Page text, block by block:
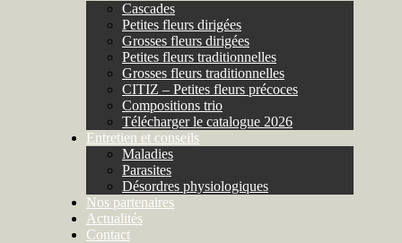
Cascades
Petites fleurs dirigées
Grosses fleurs dirigées
Petites fleurs traditionnelles
Grosses fleurs traditionnelles
CITIZ – Petites fleurs précoces
Compositions trio
Télécharger le catalogue 2026
Entretien et conseils
Maladies
Parasites
Désordres physiologiques
Nos partenaires
Actualités
Contact